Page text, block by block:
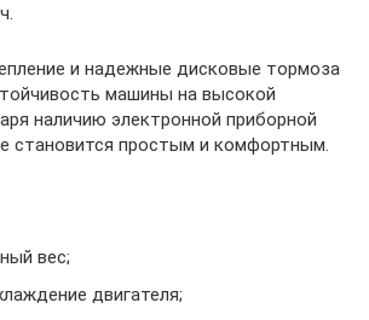
и надежные дисковые тормоза
машины на высокой
наличию электронной приборной
становится простым и комфортным.
вес;
двигателя;